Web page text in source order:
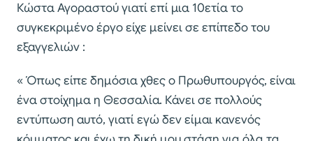
Κώστα Αγοραστού γιατί επί μια 10ετία το
συγκεκριμένο έργο είχε μείνει σε επίπεδο του
εξαγγελιών :
« Όπως είπε δημόσια χθες ο Πρωθυπουργός, είναι
ένα στοίχημα η Θεσσαλία. Κάνει σε πολλούς
εντύπωση αυτό, γιατί εγώ δεν είμαι κανενός